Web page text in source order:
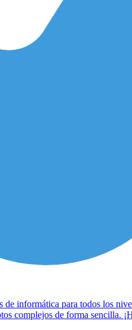
informática para todos los
complejos de forma sencilla.